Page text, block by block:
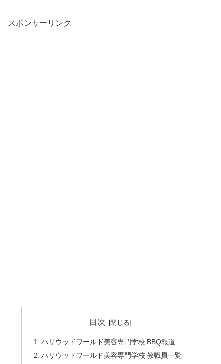
スポンサーリンク
目次
ハリウッドワールド美容専門学校 BBQ報道
ハリウッドワールド美容専門学校 教職員一覧